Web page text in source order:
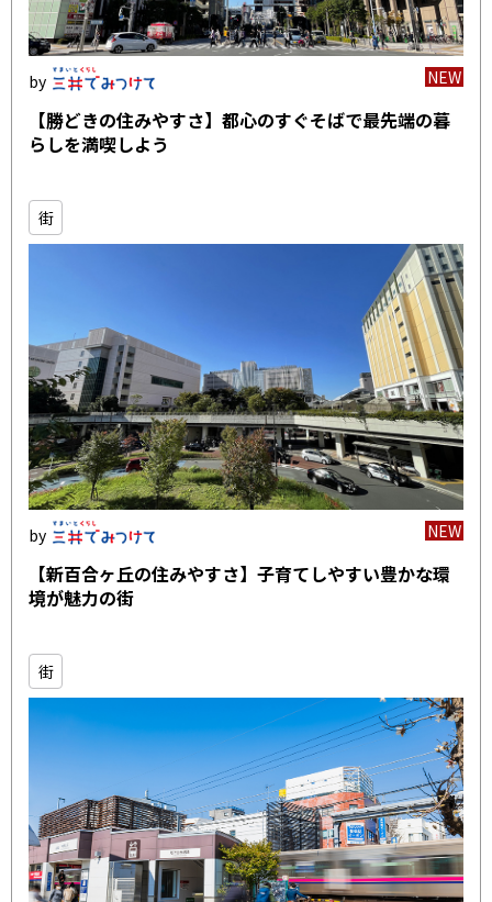
NEW
【勝どきの住みやすさ】都心のすぐそばで最先端の暮
らしを満喫しよう
街
NEW
【新百合ヶ丘の住みやすさ】子育てしやすい豊かな環
境が魅力の街
街